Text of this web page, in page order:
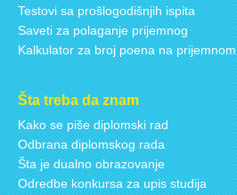
Testovi sa prošlogodišnjih ispita
Saveti za polaganje prijemnog
Kalkulator za broj poena na prijemnom
Šta treba da znam
Kako se piše diplomski rad
Odbrana diplomskog rada
Šta je dualno obrazovanje
Odredbe konkursa za upis studija